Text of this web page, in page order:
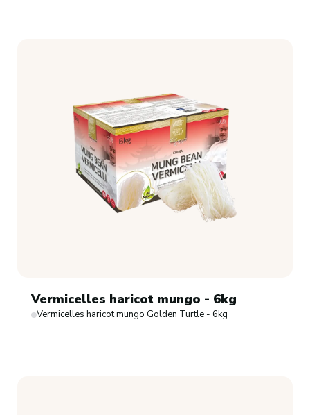
Vermicelles haricot mungo - 6kg
Vermicelles haricot mungo Golden Turtle - 6kg